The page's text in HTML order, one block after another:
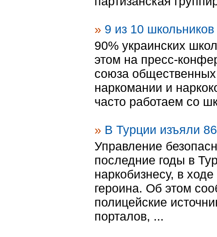
» 9 из 10
90% украинских
этом на пресс-
союза
наркомании и
часто работаем со
» В Турции изъяли
Управление
последние годы в
наркобизнесу, в
героина. Об этом
полицейские
порталов, ...